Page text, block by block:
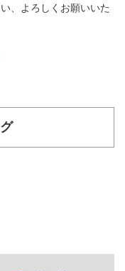
、よろしくお願いいた